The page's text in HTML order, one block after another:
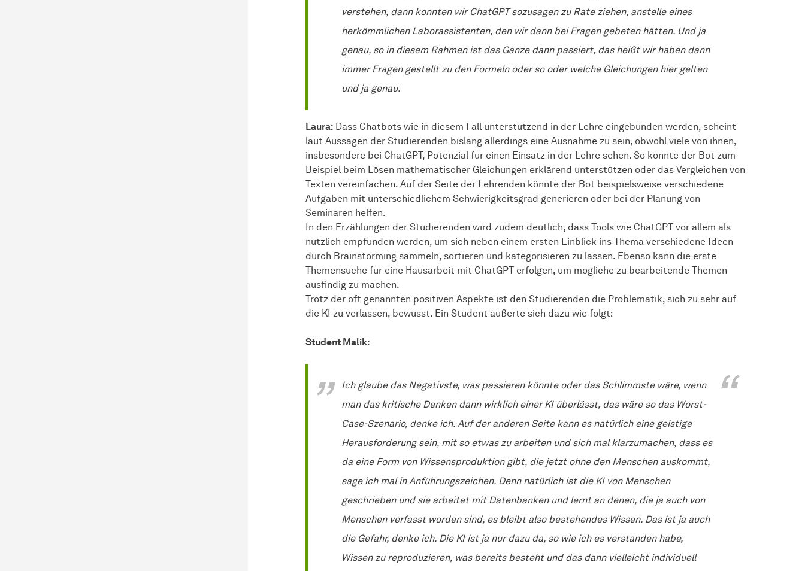
verstehen, dann konnten wir ChatGPT sozusagen zu Rate ziehen, anstelle eines
herkömmlichen Laborassistenten, den wir dann bei Fragen gebeten hätten. Und ja
genau, so in diesem Rahmen ist das Ganze dann passiert, das heißt wir haben dann
immer Fragen gestellt zu den Formeln oder so oder welche Gleichungen hier gelten
und ja genau.
Laura: Dass Chatbots wie in diesem Fall unterstützend in der Lehre eingebunden werden, scheint
laut Aussagen der Studierenden bislang allerdings eine Ausnahme zu sein, obwohl viele von ihnen,
insbesondere bei ChatGPT, Potenzial für einen Einsatz in der Lehre sehen. So könnte der Bot zum
Beispiel beim Lösen mathematischer Gleichungen erklärend unterstützen oder das Vergleichen von
Texten vereinfachen. Auf der Seite der Lehrenden könnte der Bot beispielsweise verschiedene
Aufgaben mit unterschiedlichem Schwierigkeitsgrad generieren oder bei der Planung von
Seminaren helfen.
In den Erzählungen der Studierenden wird zudem deutlich, dass Tools wie ChatGPT vor allem als
nützlich empfunden werden, um sich neben einem ersten Einblick ins Thema verschiedene Ideen
durch Brainstorming sammeln, sortieren und kategorisieren zu lassen. Ebenso kann die erste
Themensuche für eine Hausarbeit mit ChatGPT erfolgen, um mögliche zu bearbeitende Themen
ausfindig zu machen.
Trotz der oft genannten positiven Aspekte ist den Studierenden die Problematik, sich zu sehr auf
die KI zu verlassen, bewusst. Ein Student äußerte sich dazu wie folgt:
Student Malik:
Ich glaube das Negativste, was passieren könnte oder das Schlimmste wäre, wenn
man das kritische Denken dann wirklich einer KI überlässt, das wäre so das Worst-
Case-Szenario, denke ich. Auf der anderen Seite kann es natürlich eine geistige
Herausforderung sein, mit so etwas zu arbeiten und sich mal klarzumachen, dass es
da eine Form von Wissensproduktion gibt, die jetzt ohne den Menschen auskommt,
sage ich mal in Anführungszeichen. Denn natürlich ist die KI von Menschen
geschrieben und sie arbeitet mit Datenbanken und lernt an denen, die ja auch von
Menschen verfasst worden sind, es bleibt also bestehendes Wissen. Das ist ja auch
die Gefahr, denke ich. Die KI ist ja nur dazu da, so wie ich es verstanden habe,
Wissen zu reproduzieren, was bereits besteht und das dann vielleicht individuell